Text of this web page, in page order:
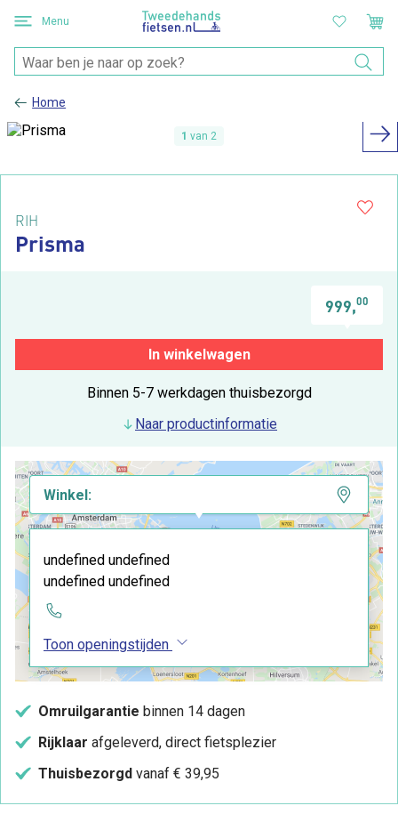
Menu
Home
1 van 2
RIH
Prisma
999,00
In winkelwagen
Binnen 5-7 werkdagen thuisbezorgd
Naar productinformatie
Winkel:
undefined undefined
undefined undefined
Toon openingstijden
Omruilgarantie binnen 14 dagen
Rijklaar afgeleverd, direct fietsplezier
Thuisbezorgd vanaf € 39,95